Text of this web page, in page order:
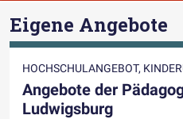
Eigene Angebote
HOCHSCHULANGEBOT,
Angebote der
Ludwigsburg